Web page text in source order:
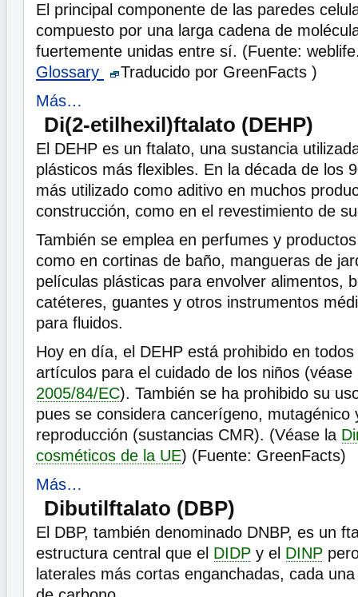
El principal componente de las paredes
compuesto por una larga cadena de
fuertemente unidas entre sí. (Fuente:
Glossary
Traducido por GreenFacts )
Más…
Di(2-etilhexil)ftalato (DEHP)
El DEHP es un ftalato, una sustancia
plásticos más flexibles. En la década de los
más utilizado como aditivo en muchos
construcción, como en el revestimiento de
También se emplea en perfumes y
como en cortinas de baño, mangueras de
películas plásticas para envolver alimentos,
catéteres, guantes y otros instrumentos
para fluidos.
Hoy en día, el DEHP está prohibido en
artículos para el cuidado de los niños
2005/84/EC). También se ha prohibido su
pues se considera cancerígeno, mutagénico
reproducción (sustancias CMR). (Véase la
cosméticos de la UE) (Fuente: GreenFacts)
Más…
Dibutilftalato (DBP)
El DBP, también denominado DNBP, es un
estructura central que el DIDP y el DINP
laterales más cortas enganchadas, cada